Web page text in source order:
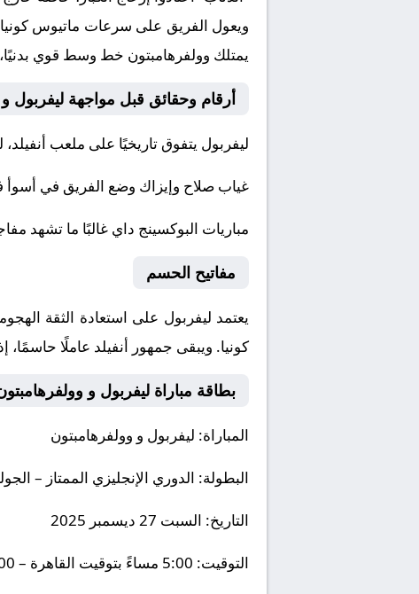
ويعول الفريق على سرعات ماتيوس
يمتلك وولفرهامبتون خط وسط قوي
أرقام وحقائق قبل مواجهة ليفربول
ليفربول يتفوق تاريخيًا على ملعب
غياب صلاح وإيزاك وضع الفريق في أسوأ
مباريات البوكسينج داي غالبًا ما تشهد
مفاتيح الحسم
يعتمد ليفربول على استعادة الثقة
كونيا. ويبقى جمهور أنفيلد عاملًا حاسمًا، إذ يُنتظر أن يلعب دور
بطاقة مباراة ليفربول و
المباراة: ليفربول و وولفرهامبتون
البطولة: الدوري الإنجليزي الممتاز – الجولة
التاريخ: السبت 27 ديسمبر 2025
التوقيت: